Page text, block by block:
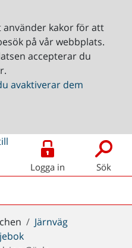
kakor för att
på vår webbplats.
accepterar du
avaktiverar dem
Logga in Sök
Järnväg